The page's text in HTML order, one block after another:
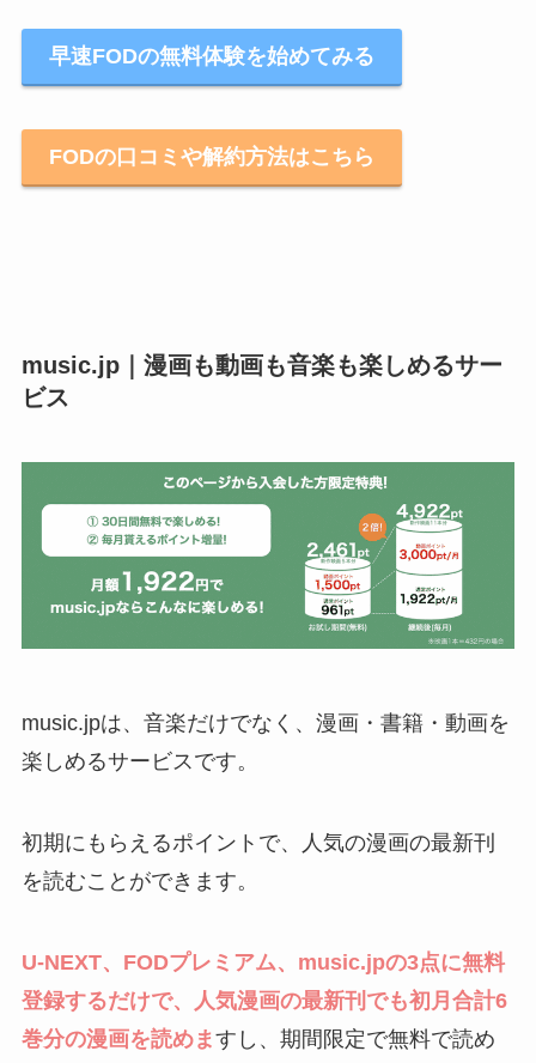
早速FODの無料体験を始めてみる
FODの口コミや解約方法はこちら
music.jp｜漫画も動画も音楽も楽しめるサー
ビス
music.jpは、音楽だけでなく、漫画・書籍・動画を
楽しめるサービスです。
初期にもらえるポイントで、人気の漫画の最新刊
を読むことができます。
U-NEXT、FODプレミアム、music.jpの3点に無料
登録するだけで、人気漫画の最新刊でも初月合計6
巻分の漫画を読めま すし、期間限定で無料で読め